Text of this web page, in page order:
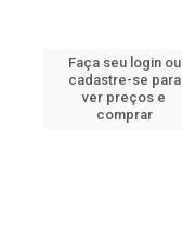
Faça seu login ou
cadastre-se para
ver preços e
comprar